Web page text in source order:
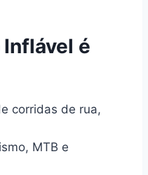
é
corridas de rua,
MTB e